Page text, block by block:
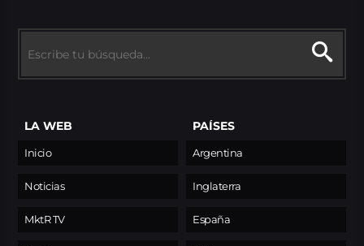
LA WEB
Inicio
Noticias
MktR TV
PAÍSES
Argentina
Inglaterra
España